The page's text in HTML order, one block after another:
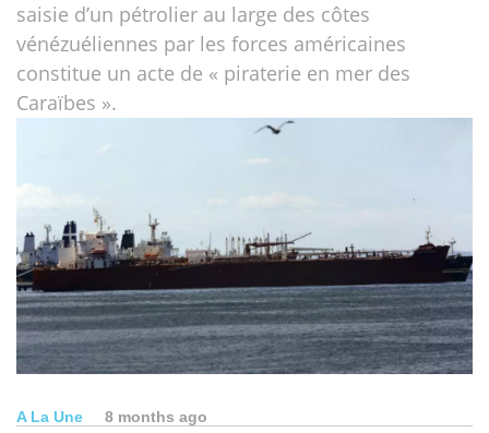
saisie d’un pétrolier au large des côtes
vénézuéliennes par les forces américaines
constitue un acte de « piraterie en mer des
Caraïbes ».
A La Une 8 months ago